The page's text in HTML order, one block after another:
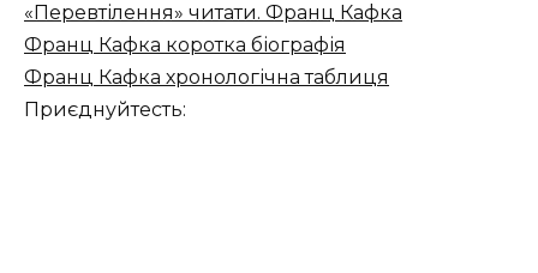
«Перевтілення» читати. Франц Кафка
Франц Кафка коротка біографія
Франц Кафка хронологічна таблиця
Приєднуйтесть: